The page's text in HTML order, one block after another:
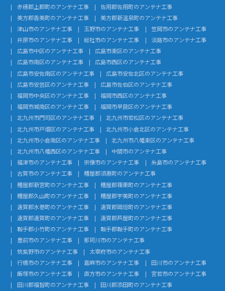
赤穂郡上郡町のアンテナ工事
佐用郡佐用町のアンテナ工事
美方郡香美町のアンテナ工事
美方郡新温泉町のアンテナ工事
津山市のアンテナ工事
玉野市のアンテナ工事
笠岡市のアンテナ工事
井原市のアンテナ工事
総社市のアンテナ工事
淡路市のアンテナ工事
広島市中区のアンテナ工事
広島市東区のアンテナ工事
広島市南区のアンテナ工事
広島市西区のアンテナ工事
広島市安佐南区のアンテナ工事
広島市安佐北区のアンテナ工事
広島市安芸区のアンテナ工事
広島市佐伯区のアンテナ工事
福岡市中央区のアンテナ工事
福岡市西区のアンテナ工事
福岡市城南区のアンテナ工事
福岡市早良区のアンテナ工事
北九州市門司区のアンテナ工事
北九州市若松区のアンテナ工事
北九州市戸畑区のアンテナ工事
北九州市小倉北区のアンテナ工事
北九州市小倉南区のアンテナ工事
北九州市八幡東区のアンテナ工事
北九州市八幡西区のアンテナ工事
中間市のアンテナ工事
福津市のアンテナ工事
宗像市のアンテナ工事
糸島市のアンテナ工事
古賀市のアンテナ工事
糟屋郡須惠町のアンテナ工事
糟屋郡新宮町のアンテナ工事
糟屋郡篠栗町のアンテナ工事
糟屋郡久山町のアンテナ工事
糟屋郡宇美町のアンテナ工事
遠賀郡水巻町のアンテナ工事
遠賀郡岡垣町のアンテナ工事
遠賀郡遠賀町のアンテナ工事
遠賀郡芦屋町のアンテナ工事
鞍手郡小竹町のアンテナ工事
鞍手郡鞍手町のアンテナ工事
豊前市のアンテナ工事
那珂川市のアンテナ工事
筑紫野市のアンテナ工事
太宰府市のアンテナ工事
行橋市のアンテナ工事
嘉麻市のアンテナ工事
田川市のアンテナ工事
飯塚市のアンテナ工事
直方市のアンテナ工事
宮若市のアンテナ工事
田川郡福智町のアンテナ工事
田川郡添田町のアンテナ工事